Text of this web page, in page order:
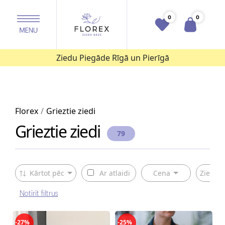
0 0
Ziedu Piegāde Rīgā un Pierīgā
Florex Grieztie ziedi
Grieztie ziedi 79
Kārtot pēc Ar atlaidi Cena Ziedu
Notīrīt filtrus
-27% -25%